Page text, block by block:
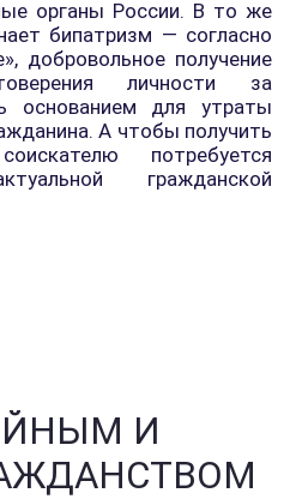
органы России. В то же
бипатризм — согласно
добровольное получение
личности за
основанием для утраты
А чтобы получить
потребуется
гражданской
И